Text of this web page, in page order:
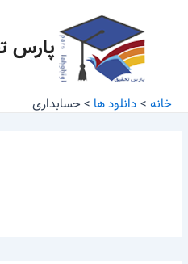
پارس
خانه دانلود ها حسابداری